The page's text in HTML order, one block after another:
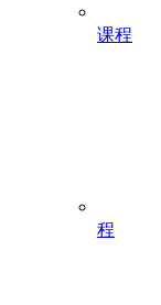
课程
程